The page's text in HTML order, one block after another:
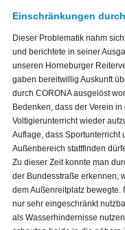
Einschränkungen
Dieser Problematik nahm
und berichtete in seiner
unseren Horneburger
gaben bereitwillig Auskunft
durch CORONA ausgelöst
Bedenken, dass der Verein
Voltigierunterricht wieder
Auflage, dass Sportunterricht
Außenbereich stattfinden
Zu dieser Zeit konnte man
der Bundesstraße erkennen,
dem Außenreitplatz
nur sehr eingeschränkt
als Wasserhindernisse